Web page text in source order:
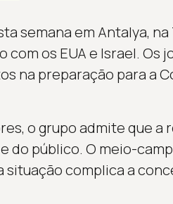
semana em Antalya,
os EUA e Israel. Os
na preparação para a
o grupo admite que
público. O meio-
complica a